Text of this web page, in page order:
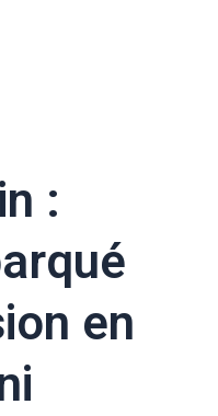
:
en